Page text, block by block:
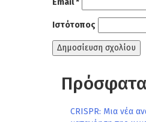
Email*
Ιστότοπος
CRISPR: Μια νέα